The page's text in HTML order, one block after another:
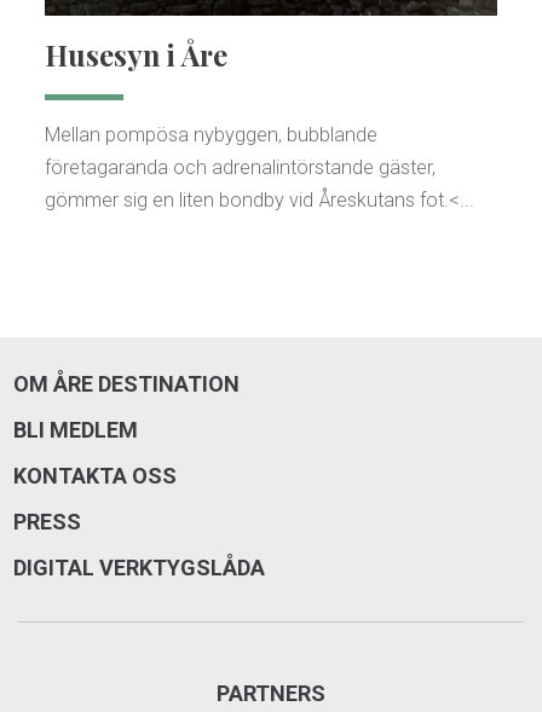
Husesyn i Åre
Mellan pompösa nybyggen, bubblande
företagaranda och adrenalintörstande gäster,
gömmer sig en liten bondby vid Åreskutans fot.<...
OM ÅRE DESTINATION
BLI MEDLEM
KONTAKTA OSS
PRESS
DIGITAL VERKTYGSLÅDA
PARTNERS